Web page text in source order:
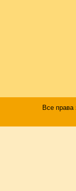
Все права